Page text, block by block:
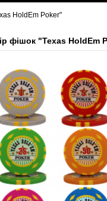
HoldEm Poker"
фішок "Texas HoldEm